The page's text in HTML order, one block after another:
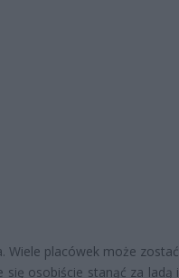
Wiele placówek może zostać
się osobiście stanąć za ladą i